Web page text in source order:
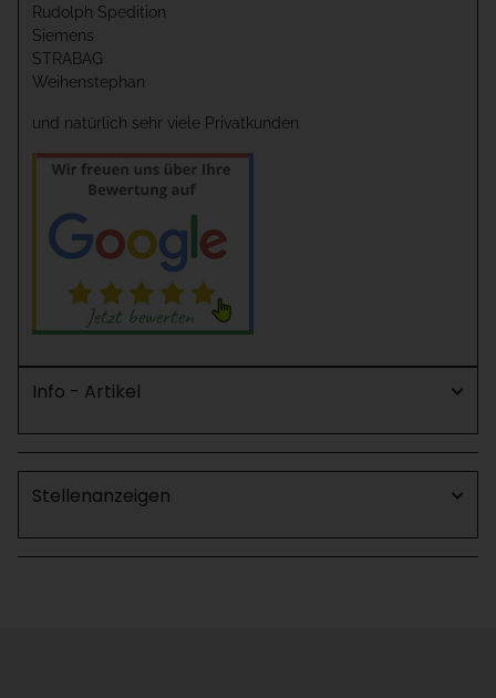
Rudolph Spedition
Siemens
STRABAG
Weihenstephan
und natürlich sehr viele Privatkunden
Info - Artikel
Stellenanzeigen